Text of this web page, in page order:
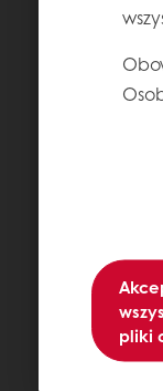
pliki